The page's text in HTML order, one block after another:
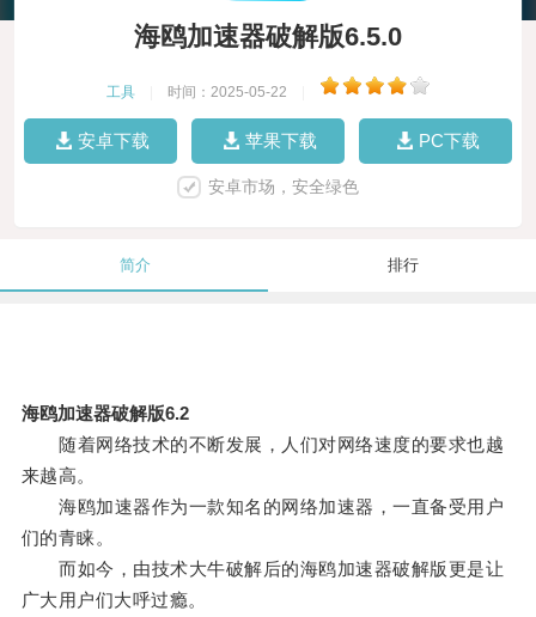
海鸥加速器破解版6.5.0
工具 时间：2025-05-22
安卓下载 苹果下载 PC下载
安卓市场，安全绿色
简介 排行
海鸥加速器破解版6.2
随着网络技术的不断发展，人们对网络速度的要求也越
来越高。
海鸥加速器作为一款知名的网络加速器，一直备受用户
们的青睐。
而如今，由技术大牛破解后的海鸥加速器破解版更是让
广大用户们大呼过瘾。